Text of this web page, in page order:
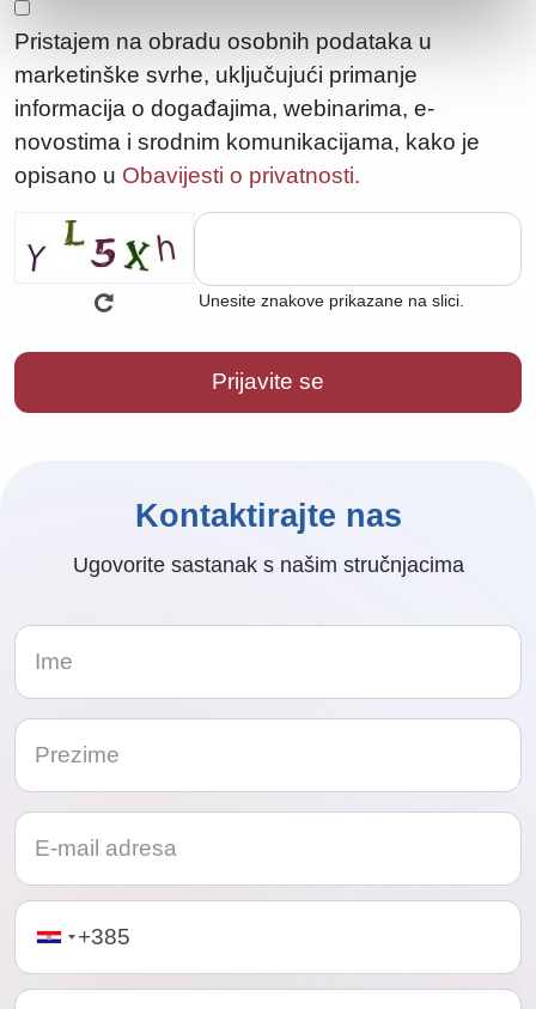
Pristajem na obradu osobnih podataka u
marketinške svrhe, uključujući primanje
informacija o događajima, webinarima, e-
novostima i srodnim komunikacijama, kako je
opisano u Obavijesti o privatnosti.
Unesite znakove prikazane na slici.
Kontaktirajte nas
Ugovorite sastanak s našim stručnjacima
Telephone